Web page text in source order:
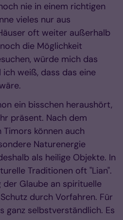
nie in einem richtigen
vieles nur aus
oft weiter außerhalb
die Möglichkeit
würde mich das
weiß, dass das eine
ein bisschen heraushört,
präsent. Nach dem
können auch
Naturenergie
als heilige Objekte. In
Traditionen oft "Lian".
Glaube an spirituelle
durch Vorfahren. Für
ganz selbstverständlich. Es